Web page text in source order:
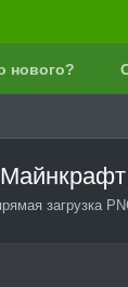
нового?
загрузка